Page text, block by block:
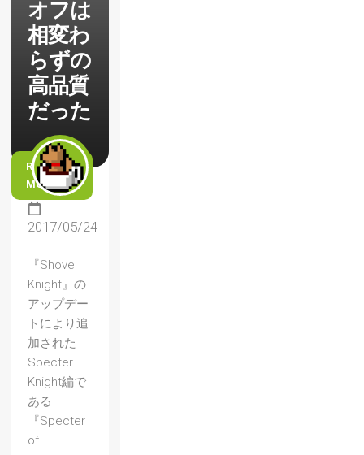
オフは
相変わ
らずの
高品質
だった
READ
MORE
2017/05/24
『Shovel
Knight』の
アップデー
トにより追
加された
Specter
Knight編で
ある
『Specter
of